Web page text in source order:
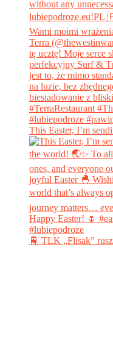
This Easter, I’m
🚆 TLK „Flisak”